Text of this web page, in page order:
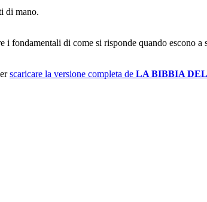
di mano.
fondamentali di come si risponde quando escono
scaricare la versione completa de LA BIBBIA